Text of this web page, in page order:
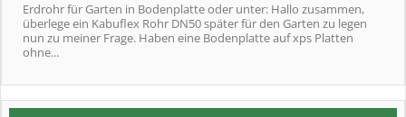
Erdrohr für Garten in Bodenplatte oder unter: Hallo zusammen,
überlege ein Kabuflex Rohr DN50 später für den Garten zu legen
nun zu meiner Frage. Haben eine Bodenplatte auf xps Platten
ohne...